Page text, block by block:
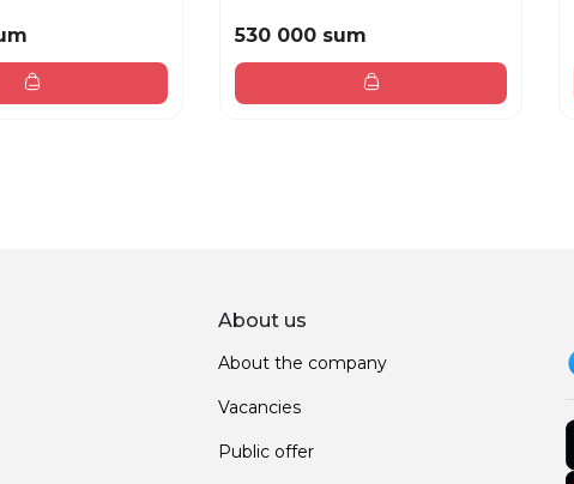
530 000 sum
About us
About the company
Vacancies
Public offer